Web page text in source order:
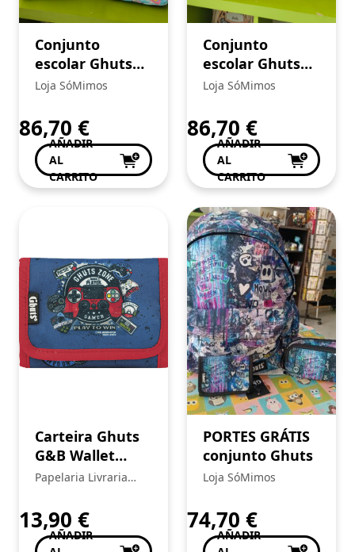
Conjunto
escolar Ghuts
Pop Bears 01
Loja SóMimos
86,70 €
AÑADIR
AL
CARRITO
Conjunto
escolar Ghuts
GH RACING 05
Loja SóMimos
86,70 €
AÑADIR
AL
CARRITO
Carteira Ghuts
G&B Wallet
Game Zone
Papelaria Livraria
13,90 €
AÑADIR
PORTES GRÁTIS
conjunto Ghuts
Loja SóMimos
74,70 €
AÑADIR